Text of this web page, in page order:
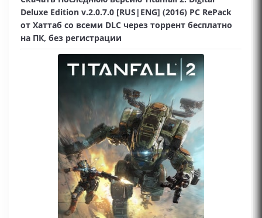
Deluxe Edition v.2.0.7.0 [RUS|ENG] (2016) PC RePack
от Хаттаб со всеми DLC через торрент бесплатно
на ПК, без регистрации